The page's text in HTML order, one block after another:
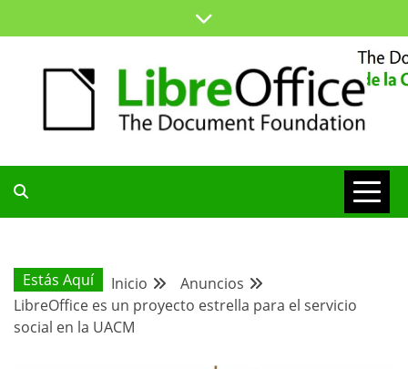
al
BLOG DE LA
COMUNIDAD
HISPANA
Estás Aquí Inicio
Anuncios
LibreOffice es un proyecto estrella para el servicio
social en la UACM